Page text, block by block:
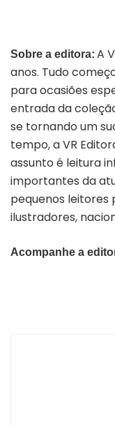
Sobre a editora: A
anos. Tudo
para ocasiões
entrada da
se tornando um
tempo, a VR
assunto é leitura
importantes da
pequenos leitores
ilustradores,
Acompanhe a